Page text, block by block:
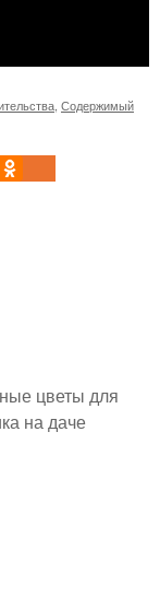
Содержимый
цветы для
на даче